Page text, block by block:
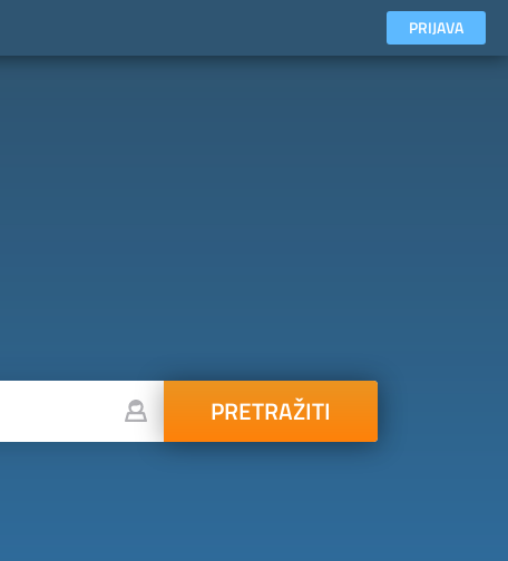
PRIJAVA
PRETRAŽITI